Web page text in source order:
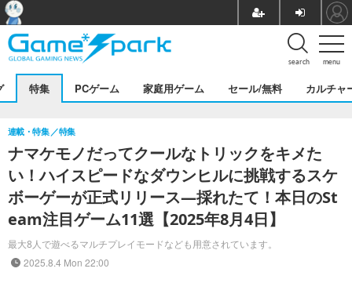
menu
search
特集 PCゲーム 家庭用ゲーム セール/無料 カルチャ
ナマケモノだってクールなトリックをキメた
い！ハイスピードなダウンヒルに挑戦するスケ
ボーゲーが正式リリース―採れたて！本日のSt
eam注目ゲーム11選【2025年8月4日】
最大8人で遊べるマルチプレイモードなども用意されています。
連載・特集 特集
2025.8.4 Mon 22:00